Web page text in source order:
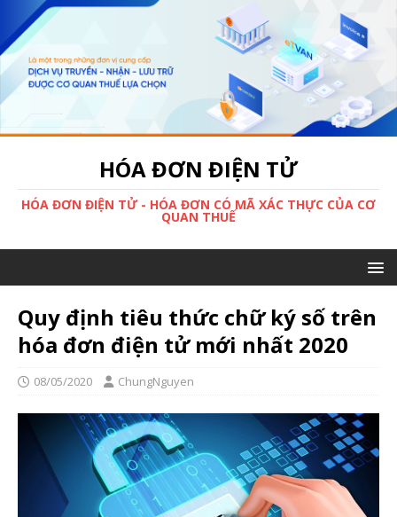
HÓA ĐƠN ĐIỆN TỬ
HÓA ĐƠN ĐIỆN TỬ - HÓA ĐƠN CÓ MÃ XÁC THỰC CỦA CƠ
QUAN THUẾ
Quy định tiêu thức chữ ký số trên
hóa đơn điện tử mới nhất 2020
08/05/2020 ChungNguyen